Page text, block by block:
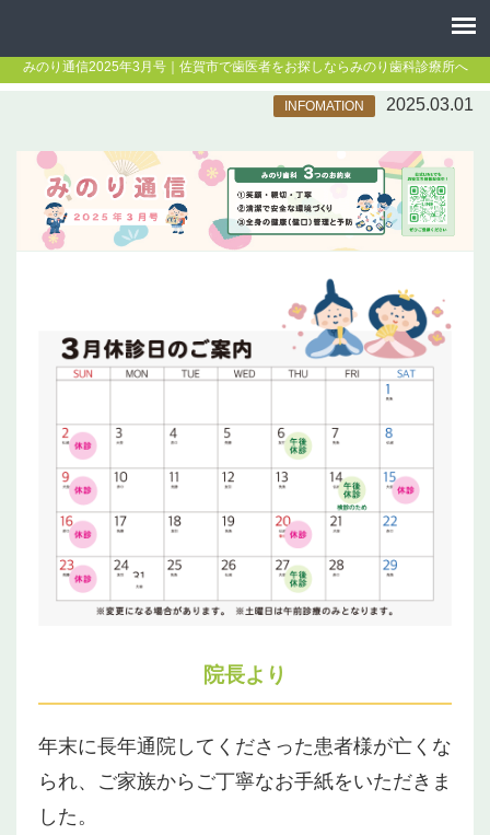
みのり通信2025年3月号｜佐賀市で歯医者をお探しならみのり歯科診療所へ
INFOMATION 2025.03.01
院長より
年末に長年通院してくださった患者様が亡くな
られ、ご家族からご丁寧なお手紙をいただきま
した。